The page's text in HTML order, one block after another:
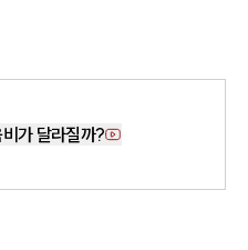
도
로그
가 달라질까?